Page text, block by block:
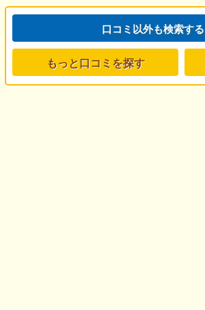
口コミ以外も検索する
もっと口コミを探す